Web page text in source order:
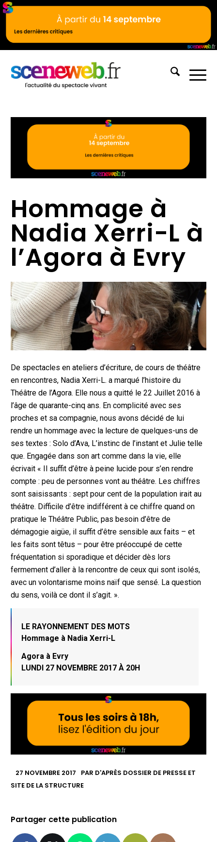
Hommage à
Nadia Xerri-L à
l’Agora à Evry
De spectacles en ateliers d’écriture, de cours de théâtre
en rencontres, Nadia Xerri-L. a marqué l’histoire du
Théâtre de l’Agora. Elle nous a quitté le 22 Juillet 2016 à
l’âge de quarante-cinq ans. En complicité avec ses
proches et sa compagnie, nous avons décidé de lui
rendre un hommage avec la lecture de quelques-uns de
ses textes : Solo d’Ava, L’instinc de l’instant et Julie telle
que. Engagée dans son art comme dans la vie, elle
écrivait « Il suffit d’être à peine lucide pour s’en rendre
compte : peu de personnes vont au théâtre. Les chiffres
sont saisissants : sept pour cent de la population irait au
théâtre. Difficile d’être indifférent à ce chiffre quand on
pratique le Théâtre Public, pas besoin d’être de
démagogie aigüe, il suffit d’être sensible aux faits – et
les faits sont têtus – pour être préoccupé de cette
fréquentation si sporadique et décider dès lors
fermement d’aller à la rencontre de ceux qui sont isolés,
avec un volontarisme moins naïf que sensé. La question
du sens, voilà ce dont il s’agit. ».
LE RAYONNEMENT DES MOTS
Hommage à Nadia Xerri-L
Agora à Evry
LUNDI 27 NOVEMBRE 2017 À 20H
27 NOVEMBRE 2017 PAR D'APRÈS DOSSIER DE PRESSE ET
SITE DE LA STRUCTURE
Partager cette publication